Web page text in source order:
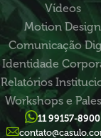
Vídeos
Motion Design
Comunicação
Identidade
Relatórios
Workshops e
11 99157-8900